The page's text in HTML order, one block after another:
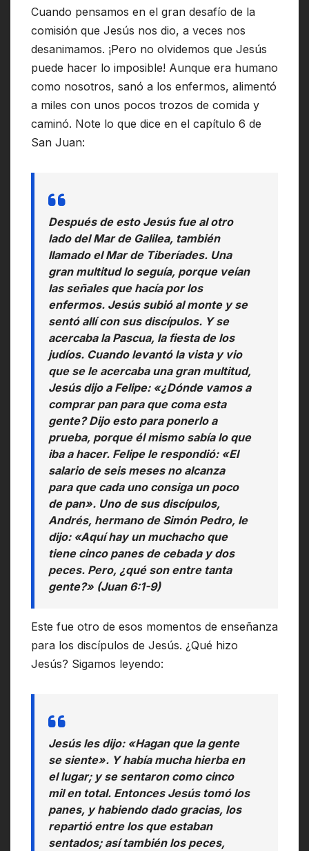
Cuando pensamos en el gran desafío de la
comisión que Jesús nos dio, a veces nos
desanimamos. ¡Pero no olvidemos que Jesús
puede hacer lo imposible! Aunque era humano
como nosotros, sanó a los enfermos, alimentó
a miles con unos pocos trozos de comida y
caminó. Note lo que dice en el capítulo 6 de
San Juan:
Después de esto Jesús fue al otro
lado del Mar de Galilea, también
llamado el Mar de Tiberíades. Una
gran multitud lo seguía, porque veían
las señales que hacía por los
enfermos. Jesús subió al monte y se
sentó allí con sus discípulos. Y se
acercaba la Pascua, la fiesta de los
judíos. Cuando levantó la vista y vio
que se le acercaba una gran multitud,
Jesús dijo a Felipe: «¿Dónde vamos a
comprar pan para que coma esta
gente? Dijo esto para ponerlo a
prueba, porque él mismo sabía lo que
iba a hacer. Felipe le respondió: «El
salario de seis meses no alcanza
para que cada uno consiga un poco
de pan». Uno de sus discípulos,
Andrés, hermano de Simón Pedro, le
dijo: «Aquí hay un muchacho que
tiene cinco panes de cebada y dos
peces. Pero, ¿qué son entre tanta
gente?» (Juan 6:1-9)
Este fue otro de esos momentos de enseñanza
para los discípulos de Jesús. ¿Qué hizo
Jesús? Sigamos leyendo:
Jesús les dijo: «Hagan que la gente
se siente». Y había mucha hierba en
el lugar; y se sentaron como cinco
mil en total. Entonces Jesús tomó los
panes, y habiendo dado gracias, los
repartió entre los que estaban
sentados; así también los peces,